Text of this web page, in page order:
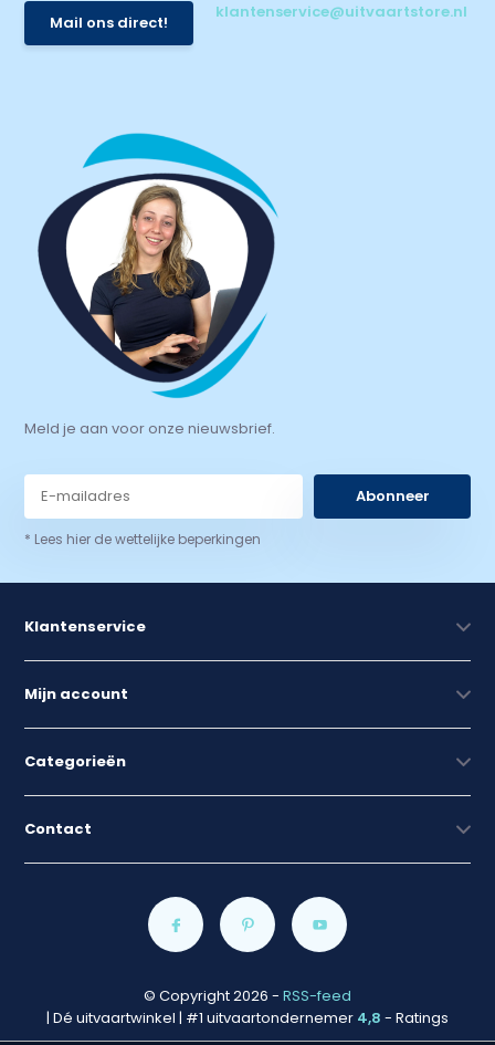
Mail ons direct!
klantenservice@uitvaartstore.nl
Meld je aan voor onze nieuwsbrief.
Abonneer
* Lees hier de wettelijke beperkingen
Klantenservice
Mijn account
Categorieën
Contact
© Copyright 2026 - RSS-feed
| Dé uitvaartwinkel | #1 uitvaartondernemer 4,8 - Ratings